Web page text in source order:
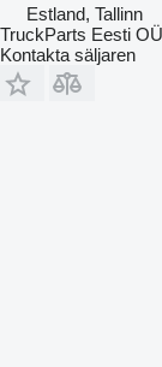
Estland, Tallinn
TruckParts Eesti OÜ
Kontakta säljaren